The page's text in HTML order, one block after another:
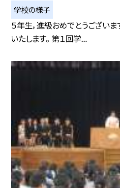
学校の様子
５年生，進級おめでとうござい
いたします。 第１回学...